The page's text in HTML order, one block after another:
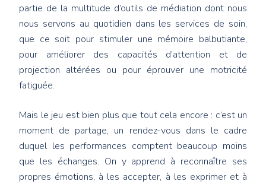
partie de la multitude d’outils de médiation dont nous
nous servons au quotidien dans les services de soin,
que ce soit pour stimuler une mémoire balbutiante,
pour améliorer des capacités d’attention et de
projection altérées ou pour éprouver une motricité
fatiguée.
Mais le jeu est bien plus que tout cela encore : c’est un
moment de partage, un rendez-vous dans le cadre
duquel les performances comptent beaucoup moins
que les échanges. On y apprend à reconnaître ses
propres émotions, à les accepter, à les exprimer et à